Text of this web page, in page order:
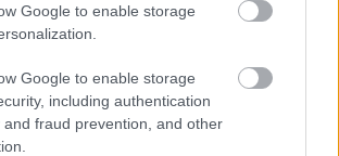
Google to enable storage
Google to enable storage
including authentication
and fraud prevention, and other
technológiaváltás a
4 év lemaradással